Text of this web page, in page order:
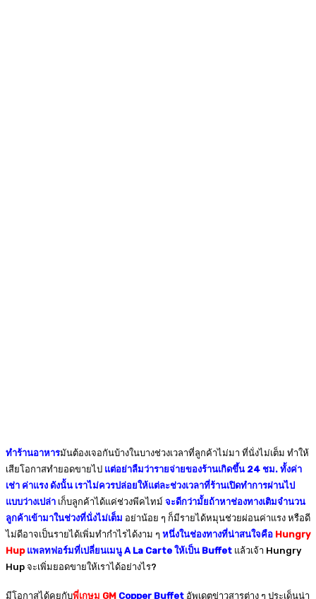
ทำร้านอาหารมันต้องเจอกันบ้างในบางช่วงเวลาที่ลูกค้าไม่มา ที่นั่งไม่เต็ม ทำให้
เสียโอกาสทำยอดขายไป แต่อย่าลืมว่ารายจ่ายของร้านเกิดขึ้น 24 ชม. ทั้งค่า
เช่า ค่าแรง ดังนั้น เราไม่ควรปล่อยให้แต่ละช่วงเวลาที่ร้านเปิดทำการผ่านไป
แบบว่างเปล่า เก็บลูกค้าได้แค่ช่วงพีคไทม์ จะดีกว่ามั้ยถ้าหาช่องทางเติมจำนวน
ลูกค้าเข้ามาในช่วงที่นั่งไม่เต็ม อย่าน้อย ๆ ก็มีรายได้หมุนช่วยผ่อนค่าแรง หรือดี
ไม่ดีอาจเป็นรายได้เพิ่มทำกำไรได้งาม ๆ หนึ่งในช่องทางที่น่าสนใจคือ Hungry
Hup แพลทฟอร์มที่เปลี่ยนเมนู A La Carte ให้เป็น Buffet แล้วเจ้า Hungry
Hup จะเพิ่มยอดขายให้เราได้อย่างไร?
มีโอกาสได้คุยกับพี่เกษม GM Copper Buffet อัพเดตข่าวสารต่าง ๆ ประเด็นน่า